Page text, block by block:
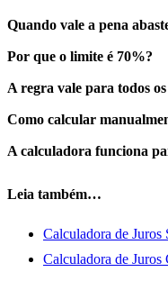
Quando vale a pena
Por que o limite é 70%?
A regra vale para todos
Como calcular
A calculadora funciona
Leia também…
Calculadora de Juros
Calculadora de Juros